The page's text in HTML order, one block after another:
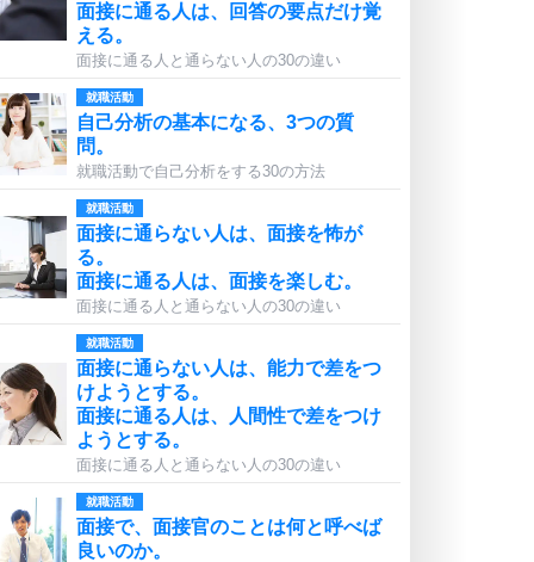
面接に通る人は、回答の要点だけ覚
える。
面接に通る人と通らない人の30の違い
就職活動
自己分析の基本になる、3つの質
問。
就職活動で自己分析をする30の方法
就職活動
面接に通らない人は、面接を怖が
る。
面接に通る人は、面接を楽しむ。
面接に通る人と通らない人の30の違い
就職活動
面接に通らない人は、能力で差をつ
けようとする。
面接に通る人は、人間性で差をつけ
ようとする。
面接に通る人と通らない人の30の違い
就職活動
面接で、面接官のことは何と呼べば
良いのか。